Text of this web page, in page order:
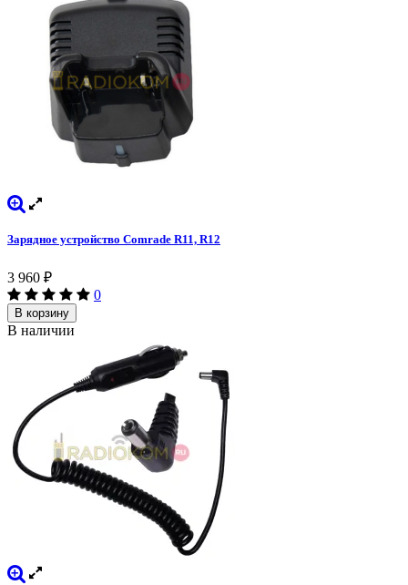
Зарядное устройство Comrade R11, R12
3 960 ₽
0
В корзину
В наличии